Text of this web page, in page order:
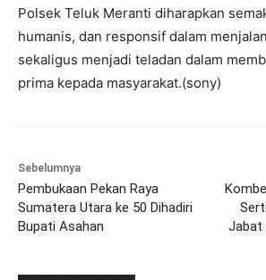
Polsek Teluk Meranti diharapkan
humanis, dan responsif dalam
sekaligus menjadi teladan dalam
prima kepada masyarakat.(sony)
Sebelumnya
Pembukaan Pekan Raya
Sumatera Utara ke 50 Dihadiri
Bupati Asahan
Jabat